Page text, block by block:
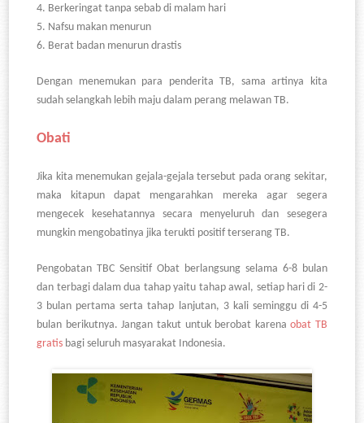
4. Berkeringat tanpa sebab di malam hari
5. Nafsu makan menurun
6. Berat badan menurun drastis
Dengan menemukan para penderita TB, sama artinya kita
sudah selangkah lebih maju dalam perang melawan TB.
Obati
Jika kita menemukan gejala-gejala tersebut pada orang sekitar,
maka kitapun dapat mengarahkan mereka agar segera
mengecek kesehatannya secara menyeluruh dan sesegera
mungkin mengobatinya jika terukti positif terserang TB.
Pengobatan TBC Sensitif Obat berlangsung selama 6-8 bulan
dan terbagi dalam dua tahap yaitu tahap awal, setiap hari di 2-
3 bulan pertama serta tahap lanjutan, 3 kali seminggu di 4-5
bulan berikutnya. Jangan takut untuk berobat karenaobat TB
gratis bagi seluruh masyarakat Indonesia.